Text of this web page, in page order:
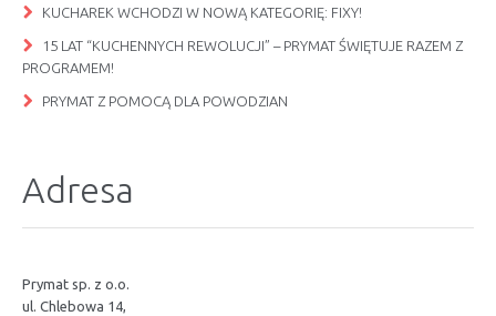
KUCHAREK WCHODZI W NOWĄ KATEGORIĘ: FIXY!
15 LAT “KUCHENNYCH REWOLUCJI” – PRYMAT ŚWIĘTUJE RAZEM Z
PROGRAMEM!
PRYMAT Z POMOCĄ DLA POWODZIAN
Adresa
Prymat sp. z o.o.
ul. Chlebowa 14,